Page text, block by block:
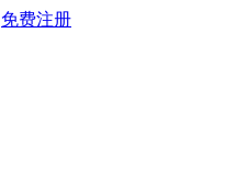
免费注册